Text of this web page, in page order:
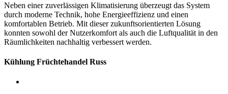
Neben einer zuverlässigen Klimatisierung überzeugt das System
durch moderne Technik, hohe Energieeffizienz und einen
komfortablen Betrieb. Mit dieser zukunftsorientierten Lösung
konnten sowohl der Nutzerkomfort als auch die Luftqualität in den
Räumlichkeiten nachhaltig verbessert werden.
Kühlung Früchtehandel Russ